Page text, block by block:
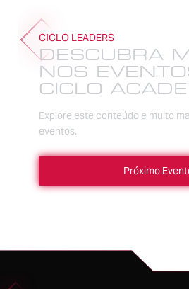
CICLO LEADERS
DESCUBRA
NOS
CICLO
Explore este conteúdo e muito
eventos.
Próximo